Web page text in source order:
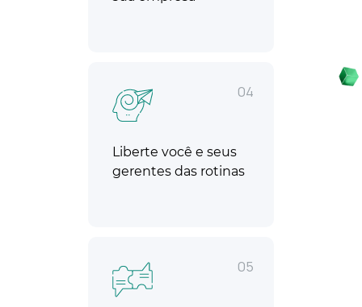
04
Liberte você e seus
gerentes das rotinas
05